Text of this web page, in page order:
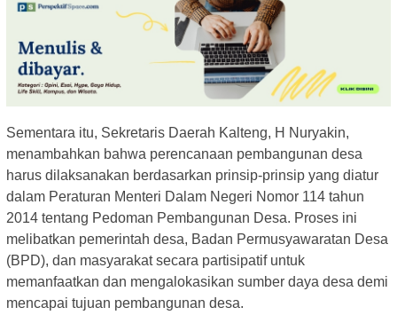
Sementara itu, Sekretaris Daerah Kalteng, H Nuryakin,
menambahkan bahwa perencanaan pembangunan desa
harus dilaksanakan berdasarkan prinsip-prinsip yang diatur
dalam Peraturan Menteri Dalam Negeri Nomor 114 tahun
2014 tentang Pedoman Pembangunan Desa. Proses ini
melibatkan pemerintah desa, Badan Permusyawaratan Desa
(BPD), dan masyarakat secara partisipatif untuk
memanfaatkan dan mengalokasikan sumber daya desa demi
mencapai tujuan pembangunan desa.